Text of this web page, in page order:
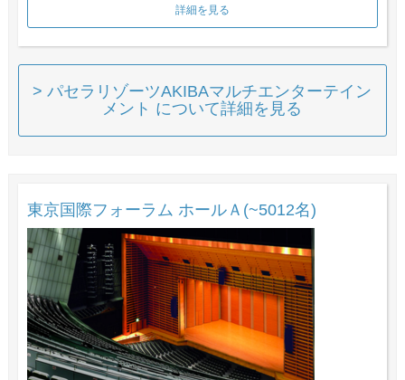
詳細を見る
> パセラリゾーツAKIBAマルチエンターテイン
メント について詳細を見る
東京国際フォーラム ホールＡ(~5012名)